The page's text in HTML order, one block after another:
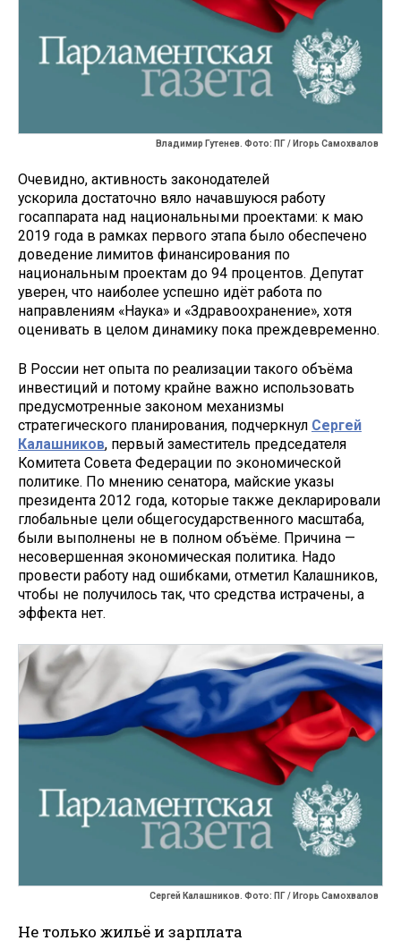
Владимир Гутенев. Фото: ПГ / Игорь Самохвалов
Очевидно, активность законодателей
ускорила достаточно вяло начавшуюся работу
госаппарата над национальными проектами: к маю
2019 года в рамках первого этапа было обеспечено
доведение лимитов финансирования по
национальным проектам до 94 процентов. Депутат
уверен, что наиболее успешно идёт работа по
направлениям «Наука» и «Здравоохранение», хотя
оценивать в целом динамику пока преждевременно.
В России нет опыта по реализации такого объёма
инвестиций и потому крайне важно использовать
предусмотренные законом механизмы
стратегического планирования, подчеркнул Сергей
Калашников, первый заместитель председателя
Комитета Совета Федерации по экономической
политике. По мнению сенатора, майские указы
президента 2012 года, которые также декларировали
глобальные цели общегосударственного масштаба,
были выполнены не в полном объёме. Причина —
несовершенная экономическая политика. Надо
провести работу над ошибками, отметил Калашников,
чтобы не получилось так, что средства истрачены, а
эффекта нет.
Сергей Калашников. Фото: ПГ / Игорь Самохвалов
Не только жильё и зарплата